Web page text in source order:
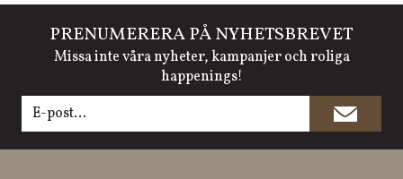
PRENUMERERA PÅ NYHETSBREVET
Missa inte våra nyheter, kampanjer och roliga
happenings!